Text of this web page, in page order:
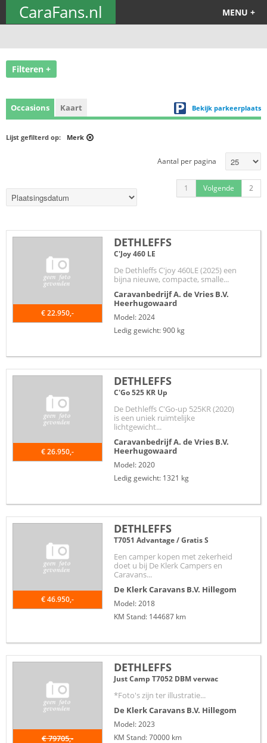
CaraFans.nl MENU +
Filteren +
Bekijk parkeerplaats
Occasions Kaart
Lijst gefilterd op: Merk
Aantal per pagina
1 Volgende 2
€ 22.950,-
DETHLEFFS
C'Joy 460 LE
De Dethleffs C'joy 460LE (2025) een
bijna nieuwe, compacte, smalle...
Caravanbedrijf A. de Vries B.V.
Heerhugowaard
Model: 2024
Ledig gewicht: 900 kg
€ 26.950,-
DETHLEFFS
C'Go 525 KR Up
De Dethleffs C'Go-up 525KR (2020)
is een uniek ruimtelijke
lichtgewicht...
Caravanbedrijf A. de Vries B.V.
Heerhugowaard
Model: 2020
Ledig gewicht: 1321 kg
€ 46.950,-
DETHLEFFS
T7051 Advantage / Gratis S
Een camper kopen met zekerheid
doet u bij De Klerk Campers en
Caravans...
De Klerk Caravans B.V. Hillegom
Model: 2018
KM Stand: 144687 km
€ 79705,-
DETHLEFFS
Just Camp T7052 DBM verwac
*Foto's zijn ter illustratie...
De Klerk Caravans B.V. Hillegom
Model: 2023
KM Stand: 70000 km